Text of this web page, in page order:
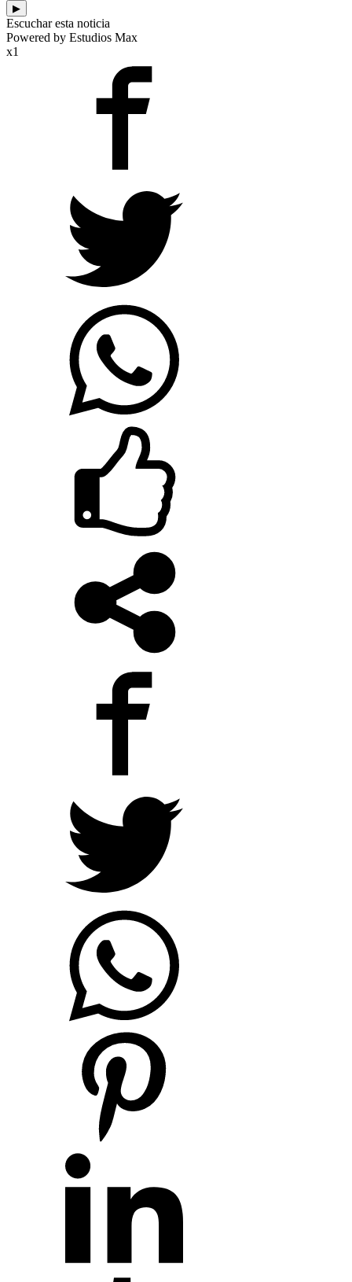
▶
Escuchar esta noticia
Powered by Estudios Max
x1